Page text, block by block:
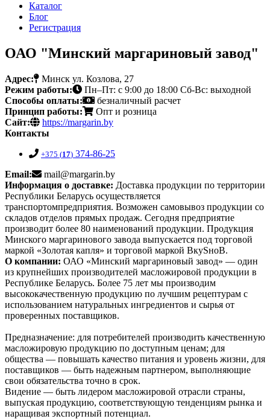
Каталог
Блог
Регистрация
ОАО "Минский маргариновый завод"
Адрес:
Минск ул. Козлова, 27
Режим работы:
Пн–Пт: с 9:00 до 18:00 Сб-Вс: выходной
Способы оплаты:
безналичный расчет
Принцип работы:
Опт и розница
Сайт:
https://margarin.by
Контакты
+375 (17) 374-86-25
Email:
mail@margarin.by
Информация о доставке: Доставка продукции по территории
Республики Беларусь осуществляется
транспортомпредприятия. Возможен самовывоз продукции со
складов отделов прямых продаж. Сегодня предприятие
производит более 80 наименований продукции. Продукция
Минского маргаринового завода выпускается под торговой
маркой «Золотая капля» и торговой маркой ВкуSноВ.
О компании: ОАО «Минский маргариновый завод» — один
из крупнейших производителей масложировой продукции в
Республике Беларусь. Более 75 лет мы производим
высококачественную продукцию по лучшим рецептурам с
использованием натуральных ингредиентов и сырья от
проверенных поставщиков.
Предназначение: для потребителей производить качественную
масложировую продукцию по доступным ценам; для
общества — повышать качество питания и уровень жизни, для
поставщиков — быть надежным партнером, выполняющие
свои обязательства точно в срок.
Видение — быть лидером масложировой отрасли страны,
выпуская продукцию, соответствующую тенденциям рынка и
наращивая экспортный потенциал.